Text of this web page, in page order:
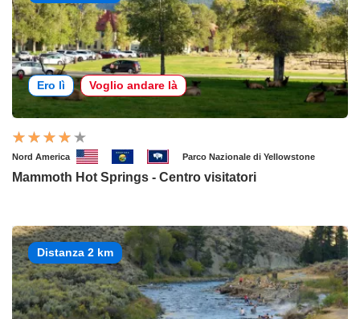
Ero lì Voglio andare là
Nord America Parco Nazionale di Yellowstone
Mammoth Hot Springs - Centro visitatori
Distanza 2 km